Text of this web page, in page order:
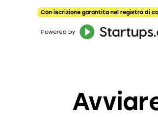
Con iscrizione garantita nel registro di